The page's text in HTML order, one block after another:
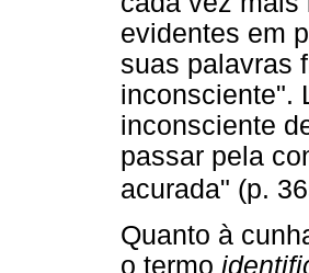
evidentes em
suas palavras
inconsciente".
inconsciente
passar pela
acurada" (p.
Quanto à
o termo